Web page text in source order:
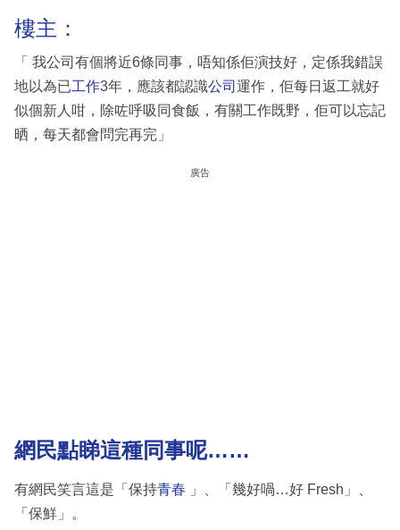
樓主：
「 我公司有個將近6條同事，唔知係佢演技好，定係我錯誤
地以為已工作3年，應該都認識公司 運作，佢每日返工就好
似個新人咁，除咗呼吸同食飯，有關工作既野，佢可以忘記
晒，每天都會問完再完」
廣告
網民點睇這種同事呢……
有網民笑言這是「保持青春 」、「幾好喎…好 Fresh」、
「保鮮」。